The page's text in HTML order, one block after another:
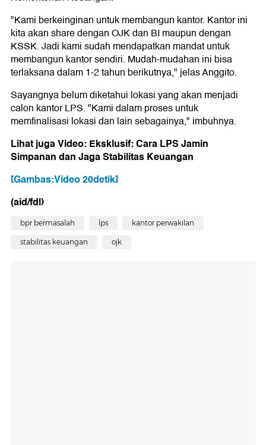
"Kami berkeinginan untuk membangun kantor. Kantor ini
kita akan share dengan OJK dan BI maupun dengan
KSSK. Jadi kami sudah mendapatkan mandat untuk
membangun kantor sendiri. Mudah-mudahan ini bisa
terlaksana dalam 1-2 tahun berikutnya," jelas Anggito.
Sayangnya belum diketahui lokasi yang akan menjadi
calon kantor LPS. "Kami dalam proses untuk
memfinalisasi lokasi dan lain sebagainya," imbuhnya.
Lihat juga Video: Eksklusif: Cara LPS Jamin
Simpanan dan Jaga Stabilitas Keuangan
[Gambas:Video 20detik]
(aid/fdl)
bpr bermasalah lps kantor perwakilan
stabilitas keuangan ojk